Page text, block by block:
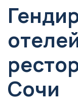
Сочи